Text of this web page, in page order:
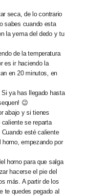
seca, de lo contrario
sabes cuando esta
la yema del dedo y tu
de la temperatura
es ir haciendo la
en 20 minutos, en
ya has llegado hasta
😉
abajo y si tienes
se reparta
esté caliente
empezando por
horno para que salga
hacerse el pie del
más. A partir de los
te quedes pegado al